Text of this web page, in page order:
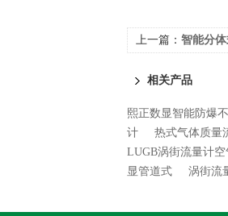
上一篇： 智能分
相关产品
熙正数显智能防爆
计
热式气体质量
LUGB涡街流量计
显管道式
涡街流